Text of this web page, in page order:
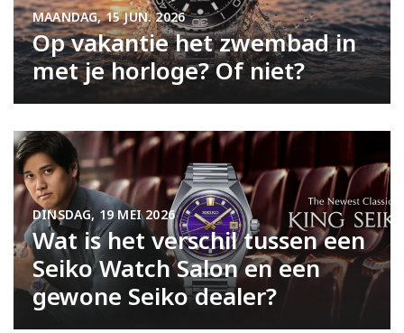
Op vakantie het zwembad in
met je horloge? Of niet?
MAANDAG, 15 JUN. 2026
Wat is het verschil tussen een
Seiko Watch Salon en een
gewone Seiko dealer?
DINSDAG, 19 MEI 2026